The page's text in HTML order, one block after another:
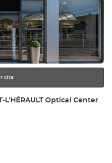
cita
L'HÉRAULT Optical Center